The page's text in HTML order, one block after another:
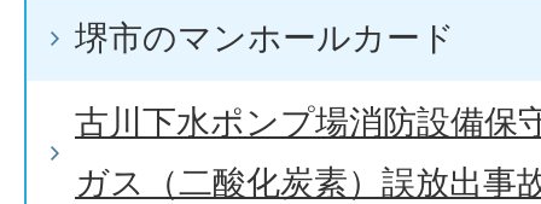
堺市のマンホールカード
古川下水ポンプ場消防設備保
ガス（二酸化炭素）誤放出事